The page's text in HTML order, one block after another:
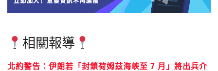
相關報導
北約警告：伊朗若「封鎖荷姆茲海峽至 7 月」將出兵介